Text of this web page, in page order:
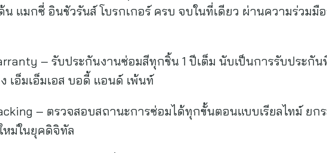
น แมกซี่ อินชัวรันส์ โบรกเกอร์ ครบ จบในที่เดียว ผ่านความร่วมมื
– รับประกันงานซ่อมสีทุกชิ้น 1 ปีเต็ม นับเป็นการรับประกั
เอ็มเอ็มเอส บอดี้ แอนด์ เพ้นท์
– ตรวจสอบสถานะการซ่อมได้ทุกขั้นตอนแบบเรียลไทม์ ย
หม่ในยุคดิจิทัล